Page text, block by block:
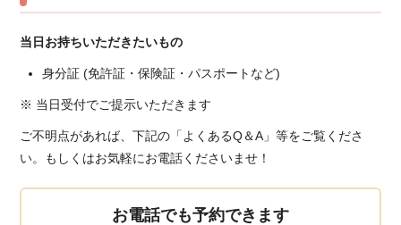
当日お持ちいただきたいもの
身分証 (免許証・保険証・パスポートなど)
※ 当日受付でご提示いただきます
ご不明点があれば、下記の「よくあるQ＆A」等をご覧くださ
い。もしくはお気軽にお電話くださいませ！
お電話でも予約できます